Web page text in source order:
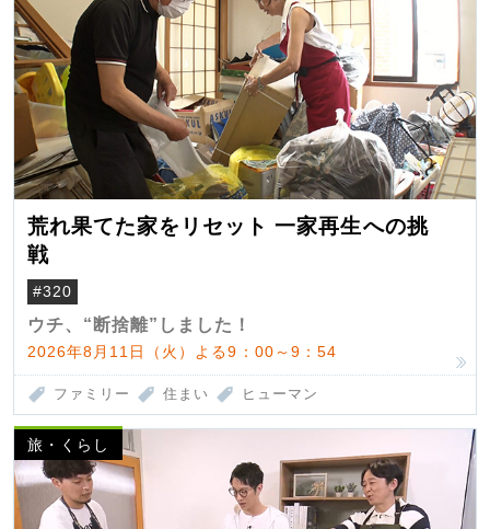
荒れ果てた家をリセット 一家再生への挑
戦
#320
ウチ、“断捨離”しました！
2026年8月11日（火）よる9：00～9：54
ファミリー 住まい ヒューマン
旅・くらし